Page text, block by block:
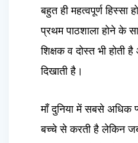
बहुत ही महत्वपूर्ण हिस्सा
प्रथम पाठशाला होने के
शिक्षक व दोस्त भी होती
दिखाती है।
माँ दुनिया में सबसे अधिक
बच्चे से करती है लेकिन